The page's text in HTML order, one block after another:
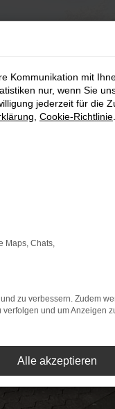
Kommunikation mit
nur, wenn Sie
jederzeit für die
Cookie-Richtlinie
Maps, Chats,
zu verbessern. Zudem
und um Anzeigen
Alle akzeptieren